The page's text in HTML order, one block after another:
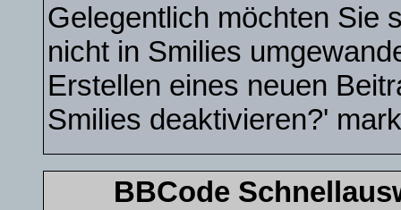
Gelegentlich möchten Sie
nicht in Smilies
Erstellen eines neuen
Smilies deaktivieren?'
BBCode